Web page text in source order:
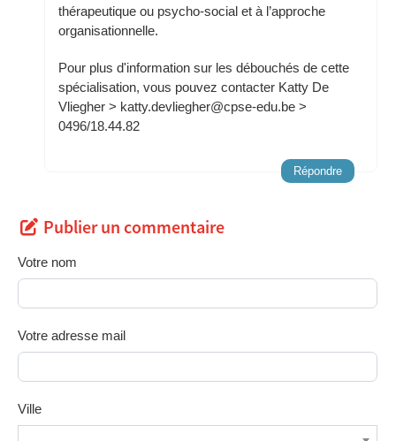
thérapeutique ou psycho-social et à l’approche
organisationnelle.
Pour plus d'information sur les débouchés de cette
spécialisation, vous pouvez contacter Katty De
Vliegher > katty.devliegher@cpse-edu.be >
0496/18.44.82
Répondre
Publier un commentaire
Votre nom
Votre adresse mail
Ville